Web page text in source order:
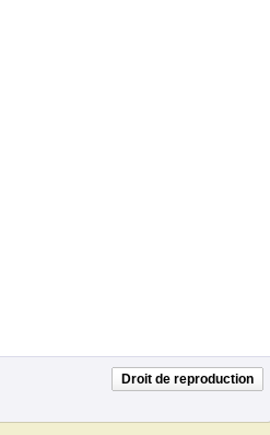
Droit de reproduction